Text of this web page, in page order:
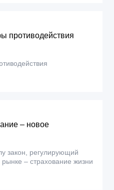
противодействия
– новое
закон, регулирующий
– страхование жизни